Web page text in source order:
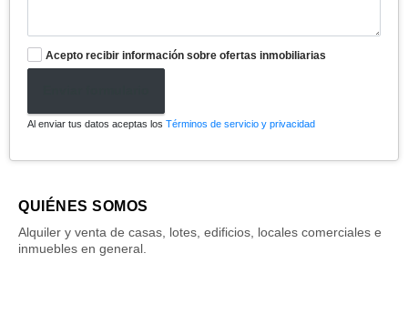
Acepto recibir información sobre ofertas inmobiliarias
Al enviar tus datos aceptas los Términos de servicio y privacidad
QUIÉNES SOMOS
Alquiler y venta de casas, lotes, edificios, locales comerciales e
inmuebles en general.